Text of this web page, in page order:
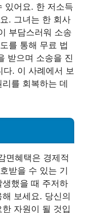
있어요. 한 저소득
. 그녀는 한 회사
부담스러워 소송
를 통해 무료 법
받으며 소송을 진
. 이 사례에서 보
를 회복하는 데
면혜택은 경제적
받을 수 있는 기
했을 때 주저하
보세요. 당신의
자원이 될 것입